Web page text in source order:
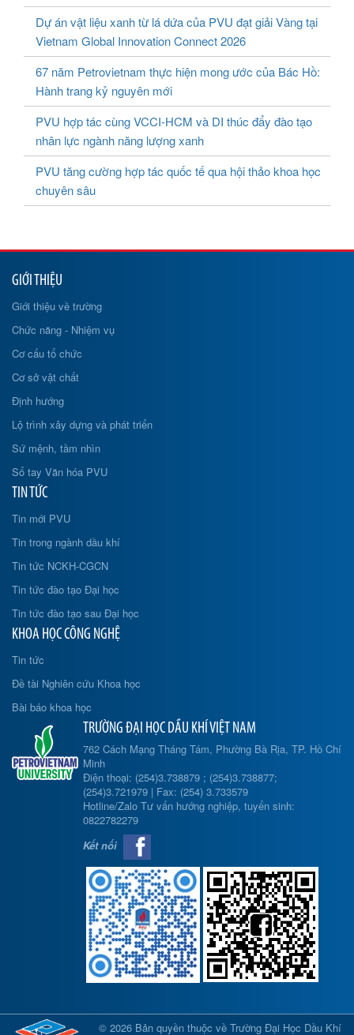
Dự án vật liệu xanh từ lá dứa của PVU đạt giải Vàng tại
Vietnam Global Innovation Connect 2026
67 năm Petrovietnam thực hiện mong ước của Bác Hồ:
Hành trang kỷ nguyên mới
PVU hợp tác cùng VCCI-HCM và DI thúc đẩy đào tạo
nhân lực ngành năng lượng xanh
PVU tăng cường hợp tác quốc tế qua hội thảo khoa học
chuyên sâu
GIỚI THIỆU
Giới thiệu về trường
Chức năng - Nhiệm vụ
Cơ cấu tổ chức
Cơ sở vật chất
Định hướng
Lộ trình xây dựng và phát triển
Sứ mệnh, tầm nhìn
Sổ tay Văn hóa PVU
TIN TỨC
Tin mới PVU
Tin trong ngành dầu khí
Tin tức NCKH-CGCN
Tin tức đào tạo Đại học
Tin tức đào tạo sau Đại học
KHOA HỌC CÔNG NGHỆ
Tin tức
Đề tài Nghiên cứu Khoa học
Bài báo khoa học
TRƯỜNG ĐẠI HỌC DẦU KHÍ VIỆT NAM
762 Cách Mạng Tháng Tám, Phường Bà Rịa, TP. Hồ Chí
Minh
Điện thoại: (254)3.738879 ; (254)3.738877;
(254)3.721979 | Fax: (254) 3.733579
Hotline/Zalo Tư vấn hướng nghiệp, tuyển sinh:
0822782279
Kết nối
© 2026 Bản quyền thuộc về Trường Đại Học Dầu Khí